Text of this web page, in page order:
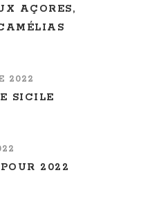
AÇORES,
2022
SICILE
2022